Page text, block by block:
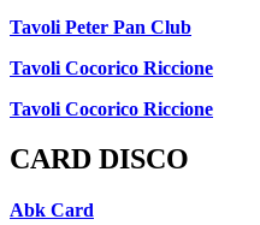
Tavoli Peter Pan Club
Tavoli Cocorico Riccione
Tavoli Cocorico Riccione
CARD DISCO
Abk Card